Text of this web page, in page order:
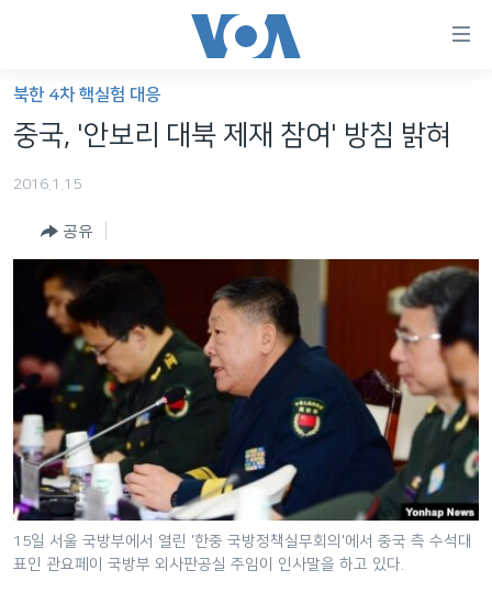
가
능
인
동
메
인
네
비
게
VOD
라디오
프로그램
주파수 안내
FOLLOW US
언어 선택
북한 4차 핵실험 대응
중국, '안보리 대북 제재 참여' 방침 밝혀
2016.1.15
공유
15일 서울 국방부에서 열린 '한중 국방정책실무회의'에서 중국 측 수석대
표인 관요페이 국방부 외사판공실 주임이 인사말을 하고 있다.